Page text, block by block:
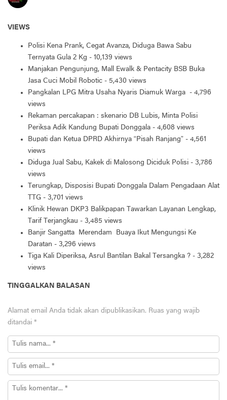
VIEWS
Polisi Kena Prank, Cegat Avanza, Diduga Bawa Sabu
Ternyata Gula 2 Kg - 10,139 views
Manjakan Pengunjung, Mall Ewalk & Pentacity BSB Buka
Jasa Cuci Mobil Robotic - 5,430 views
Pangkalan LPG Mitra Usaha Nyaris Diamuk Warga - 4,796
views
Rekaman percakapan : skenario DB Lubis, Minta Polisi
Periksa Adik Kandung Bupati Donggala - 4,608 views
Bupati dan Ketua DPRD Akhirnya “Pisah Ranjang” - 4,561
views
Diduga Jual Sabu, Kakek di Malosong Diciduk Polisi - 3,786
views
Terungkap, Disposisi Bupati Donggala Dalam Pengadaan Alat
TTG - 3,701 views
Klinik Hewan DKP3 Balikpapan Tawarkan Layanan Lengkap,
Tarif Terjangkau - 3,485 views
Banjir Sangatta Merendam Buaya Ikut Mengungsi Ke
Daratan - 3,296 views
Tiga Kali Diperiksa, Asrul Bantilan Bakal Tersangka ? - 3,282
views
TINGGALKAN BALASAN
Alamat email Anda tidak akan dipublikasikan. Ruas yang wajib
ditandai *